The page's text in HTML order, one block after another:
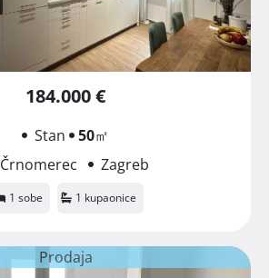
184.000 €
Stan 50㎡
Črnomerec
Zagreb
1 sobe 1 kupaonice
Prodaja